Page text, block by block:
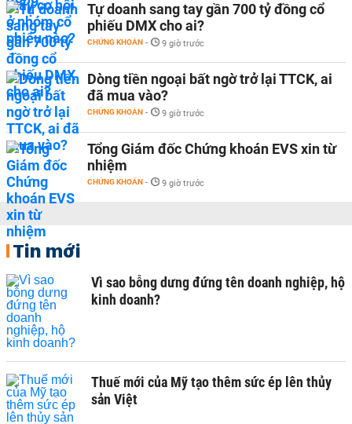
Tự doanh sang tay gần 700 tỷ đồng cổ
phiếu DMX cho ai?
CHỨNG KHOÁN - 9 giờ trước
Dòng tiền ngoại bất ngờ trở lại TTCK, ai
đã mua vào?
CHỨNG KHOÁN - 9 giờ trước
Tổng Giám đốc Chứng khoán EVS xin từ
nhiệm
CHỨNG KHOÁN - 9 giờ trước
Tin mới
Vì sao bỗng dưng đứng tên doanh nghiệp, hộ
kinh doanh?
Thuế mới của Mỹ tạo thêm sức ép lên thủy
sản Việt